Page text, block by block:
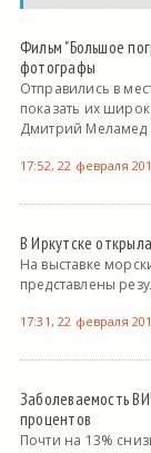
Фильм "Большое
фотографы
Отправились в
показать их
Дмитрий Меламед
17:52, 22 февраля
В Иркутске
На выставке
представлены
17:31, 22 февраля
Заболеваемость
процентов
Почти на 13%